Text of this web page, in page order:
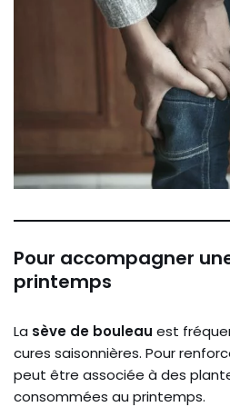
Pour accompagner
printemps
La sève de bouleau est
cures saisonnières. Pour
peut être associée à des
consommées au printemps.